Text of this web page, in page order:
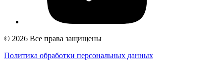
© 2026 Все права защищены
Политика обработки персональных данных